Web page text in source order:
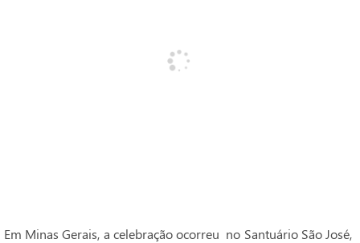
Em Minas Gerais, a celebração ocorreu no Santuário São José,